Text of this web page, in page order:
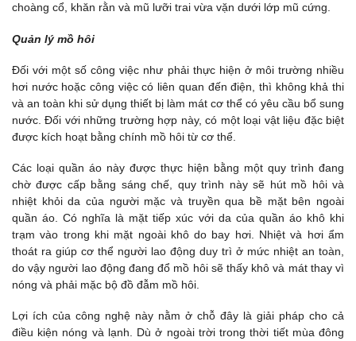
choàng cổ, khăn rằn và mũ lưỡi trai vừa vặn dưới lớp mũ cứng.
Quản lý mồ hôi
Đối với một số công việc như phải thực hiện ở môi trường nhiều
hơi nước hoặc công việc có liên quan đến điện, thì không khả thi
và an toàn khi sử dụng thiết bị làm mát cơ thể có yêu cầu bổ sung
nước. Đối với những trường hợp này, có một loại vật liệu đặc biệt
được kích hoạt bằng chính mồ hôi từ cơ thể.
Các loại quần áo này được thực hiện bằng một quy trình đang
chờ được cấp bằng sáng chế, quy trình này sẽ hút mồ hôi và
nhiệt khỏi da của người mặc và truyền qua bề mặt bên ngoài
quần áo. Có nghĩa là mặt tiếp xúc với da của quần áo khô khi
trạm vào trong khi mặt ngoài khô do bay hơi. Nhiệt và hơi ẩm
thoát ra giúp cơ thể người lao động duy trì ở mức nhiệt an toàn,
do vậy người lao động đang đổ mồ hôi sẽ thấy khô và mát thay vì
nóng và phải mặc bộ đồ đẫm mồ hôi.
Lợi ích của công nghệ này nằm ở chỗ đây là giải pháp cho cả
điều kiện nóng và lạnh. Dù ở ngoài trời trong thời tiết mùa đông